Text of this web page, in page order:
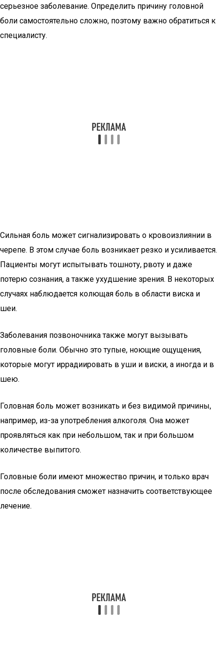
серьезное заболевание. Определить причину головной
боли самостоятельно сложно, поэтому важно обратиться к
специалисту.
Сильная боль может сигнализировать о кровоизлиянии в
черепе. В этом случае боль возникает резко и усиливается.
Пациенты могут испытывать тошноту, рвоту и даже
потерю сознания, а также ухудшение зрения. В некоторых
случаях наблюдается колющая боль в области виска и
шеи.
Заболевания позвоночника также могут вызывать
головные боли. Обычно это тупые, ноющие ощущения,
которые могут иррадиировать в уши и виски, а иногда и в
шею.
Головная боль может возникать и без видимой причины,
например, из-за употребления алкоголя. Она может
проявляться как при небольшом, так и при большом
количестве выпитого.
Головные боли имеют множество причин, и только врач
после обследования сможет назначить соответствующее
лечение.